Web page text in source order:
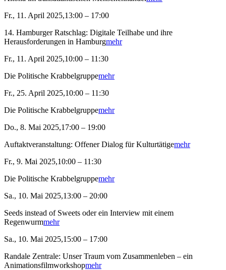
Fr., 11. April 2025,13:00 – 17:00
14. Hamburger Ratschlag: Digitale Teilhabe und ihre
Herausforderungen in Hamburgmehr
Fr., 11. April 2025,10:00 – 11:30
Die Politische Krabbelgruppemehr
Fr., 25. April 2025,10:00 – 11:30
Die Politische Krabbelgruppemehr
Do., 8. Mai 2025,17:00 – 19:00
Auftaktveranstaltung: Offener Dialog für Kulturtätigemehr
Fr., 9. Mai 2025,10:00 – 11:30
Die Politische Krabbelgruppemehr
Sa., 10. Mai 2025,13:00 – 20:00
Seeds instead of Sweets oder ein Interview mit einem
Regenwurmmehr
Sa., 10. Mai 2025,15:00 – 17:00
Randale Zentrale: Unser Traum vom Zusammenleben – ein
Animationsfilmworkshopmehr